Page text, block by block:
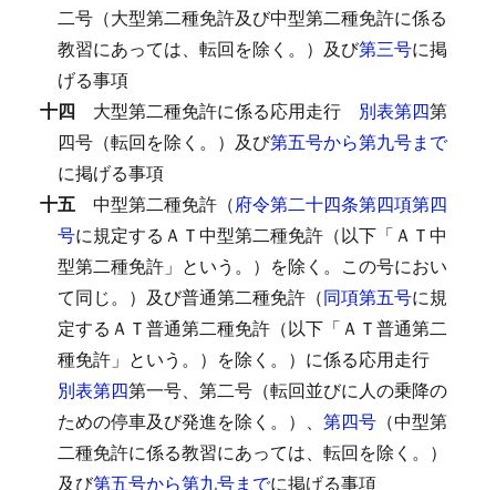
二号（大型第二種免許及び中型第二種免許に係る
教習にあっては、転回を除く。）及び第三号に掲
げる事項
十四 大型第二種免許に係る応用走行 別表第四第
四号（転回を除く。）及び第五号から第九号まで
に掲げる事項
十五 中型第二種免許（府令第二十四条第四項第四
号に規定するＡＴ中型第二種免許（以下「ＡＴ中
型第二種免許」という。）を除く。この号におい
て同じ。）及び普通第二種免許（同項第五号に規
定するＡＴ普通第二種免許（以下「ＡＴ普通第二
種免許」という。）を除く。）に係る応用走行
別表第四第一号、第二号（転回並びに人の乗降の
ための停車及び発進を除く。）、 第四号 （中型第
二種免許に係る教習にあっては、転回を除く。）
及び第五号から第九号までに掲げる事項